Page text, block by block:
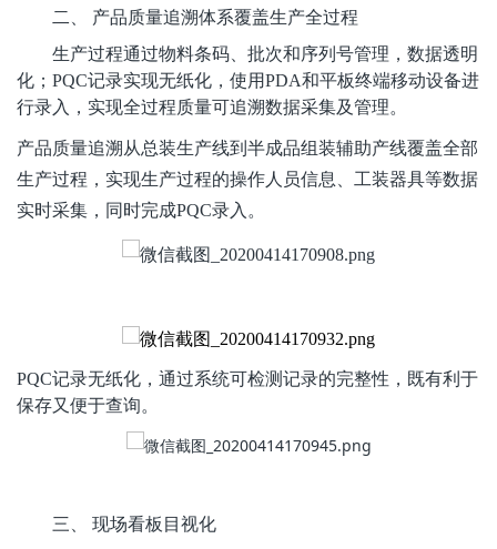
二、 产品质量追溯体系覆盖生产全过程
生产过程通过物料条码、批次和序列号管理，数据透明
化； PQC记录实现无纸化，使用PDA和平板终端移动设备进
行录入，实现全过程质量可追溯数据采集及管理。
产品质量追溯从总装生产线到半成品组装辅助产线覆盖全部
生产过程，实现生产过程的操作人员信息、工装器具等数据
实时采集，同时完成PQC录入。
PQC记录无纸化，通过系统可检测记录的完整性，既有利于
保存又便于查询。
三、 现场看板目视化